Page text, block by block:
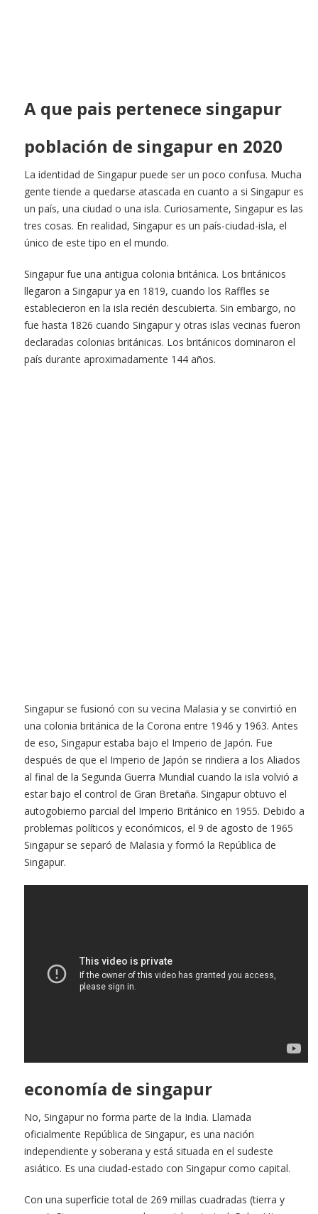
A que pais pertenece singapur
población de singapur en 2020
La identidad de Singapur puede ser un poco confusa. Mucha
gente tiende a quedarse atascada en cuanto a si Singapur es
un país, una ciudad o una isla. Curiosamente, Singapur es las
tres cosas. En realidad, Singapur es un país-ciudad-isla, el
único de este tipo en el mundo.
Singapur fue una antigua colonia británica. Los británicos
llegaron a Singapur ya en 1819, cuando los Raffles se
establecieron en la isla recién descubierta. Sin embargo, no
fue hasta 1826 cuando Singapur y otras islas vecinas fueron
declaradas colonias británicas. Los británicos dominaron el
país durante aproximadamente 144 años.
Singapur se fusionó con su vecina Malasia y se convirtió en
una colonia británica de la Corona entre 1946 y 1963. Antes
de eso, Singapur estaba bajo el Imperio de Japón. Fue
después de que el Imperio de Japón se rindiera a los Aliados
al final de la Segunda Guerra Mundial cuando la isla volvió a
estar bajo el control de Gran Bretaña. Singapur obtuvo el
autogobierno parcial del Imperio Británico en 1955. Debido a
problemas políticos y económicos, el 9 de agosto de 1965
Singapur se separó de Malasia y formó la República de
Singapur.
economía de singapur
No, Singapur no forma parte de la India. Llamada
oficialmente República de Singapur, es una nación
independiente y soberana y está situada en el sudeste
asiático. Es una ciudad-estado con Singapur como capital.
Con una superficie total de 269 millas cuadradas (tierra y